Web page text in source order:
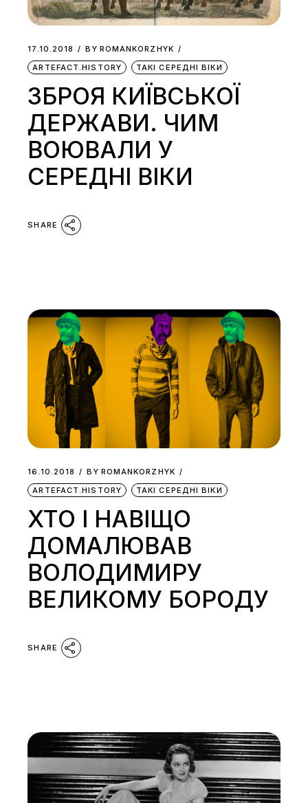
17.10.2018 BY ROMANKORZHYK
ARTEFACT.HISTORY
ТАКІ СЕРЕДНІ ВІКИ
ЗБРОЯ КИЇВСЬКОЇ
ДЕРЖАВИ. ЧИМ
ВОЮВАЛИ У
СЕРЕДНІ ВІКИ
SHARE
16.10.2018 BY ROMANKORZHYK
ARTEFACT.HISTORY
ТАКІ СЕРЕДНІ ВІКИ
ХТО І НАВІЩО
ДОМАЛЮВАВ
ВОЛОДИМИРУ
ВЕЛИКОМУ БОРОДУ
SHARE